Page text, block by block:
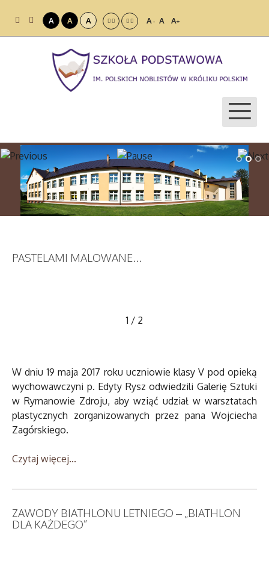
A A A A- A A+
PASTELAMI MALOWANE...
1 / 2
W dniu 19 maja 2017 roku uczniowie klasy V pod opieką
wychowawczyni p. Edyty Rysz odwiedzili Galerię Sztuki
w Rymanowie Zdroju, aby wziąć udział w warsztatach
plastycznych zorganizowanych przez pana Wojciecha
Zagórskiego.
Czytaj więcej...
ZAWODY BIATHLONU LETNIEGO – „BIATHLON
DLA KAŻDEGO”